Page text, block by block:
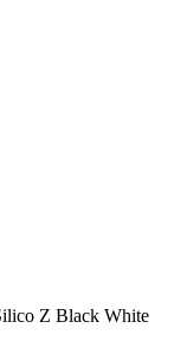
Z Black White